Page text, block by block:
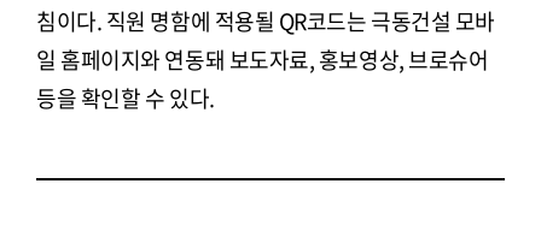
침이다. 직원 명함에 적용될 QR코드는 극동건설 모바
일 홈페이지와 연동돼 보도자료, 홍보영상, 브로슈어
등을 확인할 수 있다.